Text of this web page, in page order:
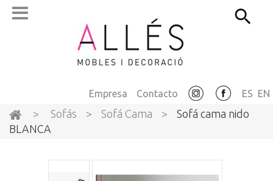
ES EN
Contacto
Empresa
> Sofás > Sofá Cama >
Sofá cama nido
BLANCA